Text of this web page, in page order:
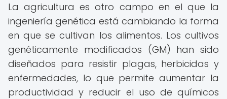
La agricultura es otro campo en el que la
ingeniería genética está cambiando la forma
en que se cultivan los alimentos. Los cultivos
genéticamente modificados (GM) han sido
diseñados para resistir plagas, herbicidas y
enfermedades, lo que permite aumentar la
productividad y reducir el uso de químicos